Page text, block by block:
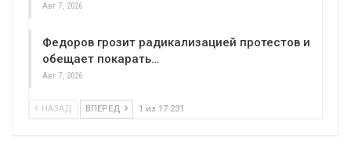
Авг 7, 2026
Федоров грозит радикализацией протестов и
обещает покарать…
Авг 7, 2026
НАЗАД ВПЕРЕД 1 из 17 231